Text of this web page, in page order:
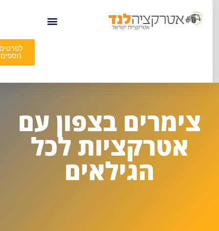
לפרטים
נוספים
צימרים בצפון עם
אטרקציות לכל
הגילאים